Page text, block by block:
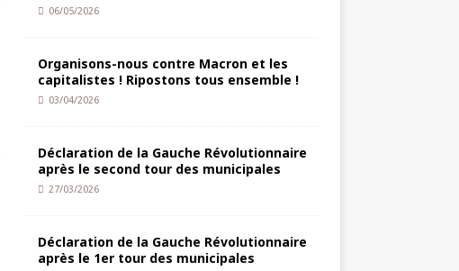
06/05/2026
Organisons-nous contre Macron et les
capitalistes ! Ripostons tous ensemble !
03/04/2026
Déclaration de la Gauche Révolutionnaire
après le second tour des municipales
27/03/2026
Déclaration de la Gauche Révolutionnaire
après le 1er tour des municipales